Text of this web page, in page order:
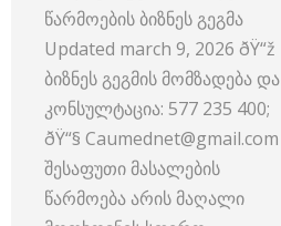
წარმოების ბიზნეს გეგმა
Updated march 9, 2026 ðŸ“ž
ბიზნეს გეგმის მომზადება და
კონსულტაცია: 577 235 400;
ðŸ“§ Caumednet@gmail.com
შესაფუთი მასალების
წარმოება არის მაღალი